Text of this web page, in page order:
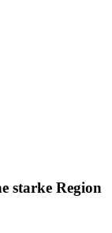
starke Region